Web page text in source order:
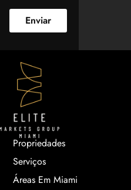
Enviar
Propriedades
Serviços
Áreas Em Miami